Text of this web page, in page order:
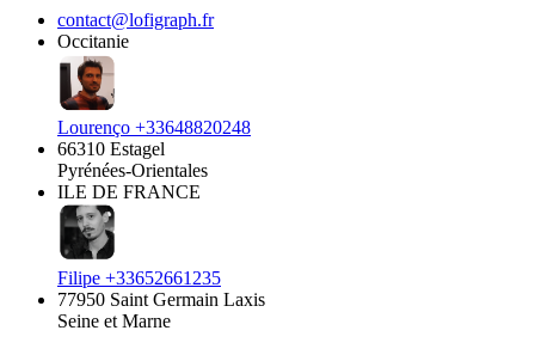
contact@lofigraph.fr
Occitanie
Lourenço +33648820248
66310 Estagel
Pyrénées-Orientales
ILE DE FRANCE
Filipe +33652661235
77950 Saint Germain Laxis
Seine et Marne